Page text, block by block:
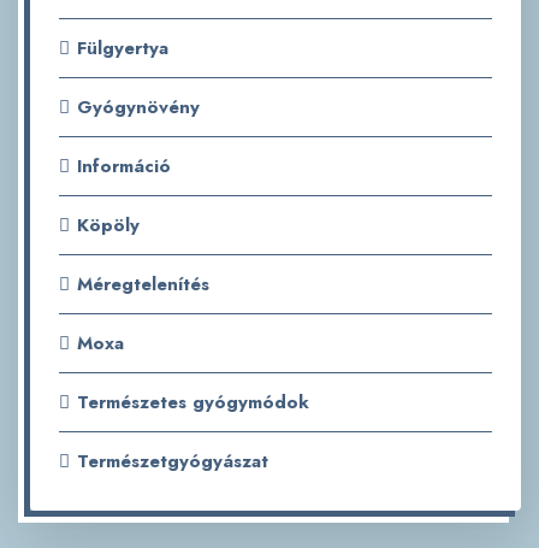
Fülgyertya
Gyógynövény
Információ
Köpöly
Méregtelenítés
Moxa
Természetes gyógymódok
Természetgyógyászat